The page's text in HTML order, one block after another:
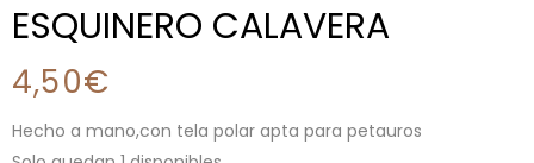
ESQUINERO CALAVERA
4,50€
Hecho a mano,con tela polar apta para petauros